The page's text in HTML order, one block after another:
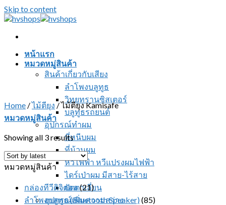
Skip to content
หน้าแรก
หมวดหมู่สินค้า
สินค้าเกี่ยวกับเสียง
ลำโพงบลูทูธ
วิทยุทรานซิสเตอร์
บลูทูธรถยนต์
อุปกรณ์ทำผม
ที่หนีบผม
ที่ม้วนผม
หวีไฟฟ้า หวีแปรงผมไฟฟ้า
ไดร์เป่าผม มีสาย-ไร้สาย
ปัตตาเลี่ยน
อุปกรณ์เพิ่มความสว่าง
Home /ไม้ตียุง /ไม้ตียุง Kamisafe
หมวดหมู่สินค้า
Showing all 3 results
หมวดหมู่สินค้า
กล่องทีวีดิจิตอล(21)
ลำโพงบลูทูธ (Bluetooth Speaker)(85)